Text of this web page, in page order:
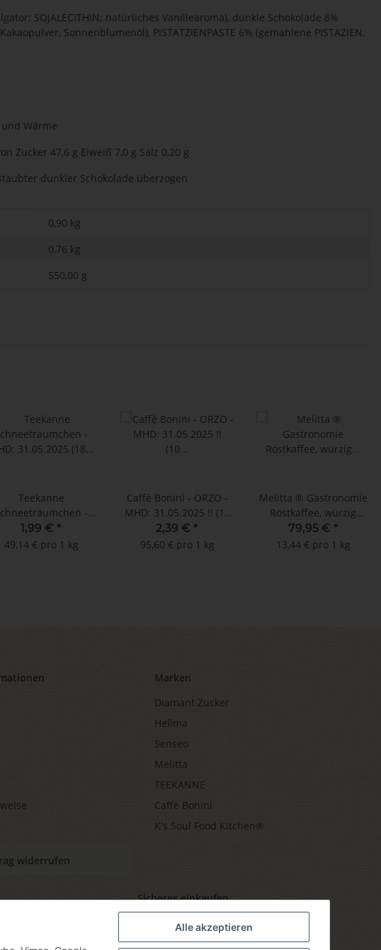
Alle akzeptieren
SOJALECITHIN; natürliches Vanillearoma), dunkle Schokolade 8%
Sonnenblumenöl), PISTATZIENPASTE 6% (gemahlene PISTAZIEN,
Wärme
Zucker 47,6 g Eiweiß 7,0 g Salz 0,20 g
dunkler Schokolade überzogen
0,90 kg
0,76 kg
550,00 g
Teekanne
-
MHD: 31.05.2025 (18
Teebeutel à 2,25 g)
1,99 € *
49,14 € pro 1 kg
Caffè Bonini - ORZO -
MHD: 31.05.2025 !! (10
Nespresso ®
kompatible Kapseln)
2,39 € *
95,60 € pro 1 kg
Melitta ® Gastronomie
Röstkaffee, würzig
ergiebig - MHD:
08.10.2025 !!! (85 x 70 g)
79,95 € *
13,44 € pro 1 kg
widerrufen
Marken
Diamant Zucker
Hellma
Senseo
Melitta
TEEKANNE
Caffè Bonini
K's Soul Food Kitchen®
Sicheres einkaufen